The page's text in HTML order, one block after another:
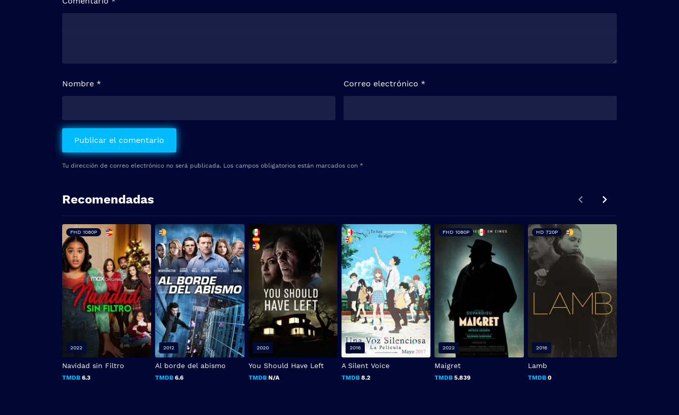
Tu dirección de correo electrónico no será publicada. Los campos obligatorios están marcados con *
Nombre * Correo electrónico *
Recomendadas
Navidad sin Filtro
TMDB 6.3
FHD 1080P
2022
Al borde del abismo
TMDB 6.6
2012
You Should Have Left
TMDBN/A
2020
A Silent Voice
TMDB8.2
2016
Maigret
TMDB 5.839
FHD 1080P
2022
Lamb
TMDB0
HD 720P
2016